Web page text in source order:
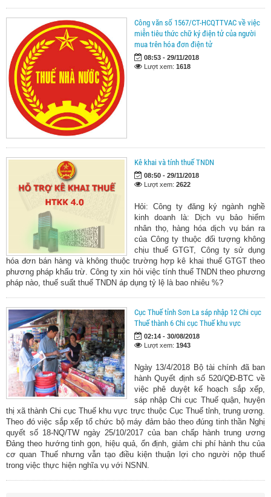
Công văn số 1567/CT-HCQTTVAC về việc
miễn tiêu thức chữ ký điện tử của người
mua trên hóa đơn điện tử
08:53 - 29/11/2018
Lượt xem: 1618
Kê khai và tính thuế TNDN
08:50 - 29/11/2018
Lượt xem: 2622
Hỏi: Công ty đăng ký ngành nghề
kinh doanh là: Dịch vụ bảo hiểm
nhân thọ, hàng hóa dịch vụ bán ra
của Công ty thuộc đối tượng không
chịu thuế GTGT, Công ty sử dụng
hóa đơn bán hàng và không thuộc trường hợp kê khai thuế GTGT theo
phương pháp khấu trừ. Công ty xin hỏi việc tính thuế TNDN theo phương
pháp nào, thuế suất thuế TNDN áp dụng tỷ lệ là bao nhiêu %?
Cục Thuế tỉnh Sơn La sáp nhập 12 Chi cục
Thuế thành 6 Chi cục Thuế khu vực
02:14 - 30/08/2018
Lượt xem: 1943
Ngày 13/4/2018 Bộ tài chính đã ban
hành Quyết định số 520/QĐ-BTC về
việc phê duyệt kế hoạch sắp xếp,
sáp nhập Chi cục Thuế quận, huyện
thị xã thành Chi cục Thuế khu vực trực thuộc Cục Thuế tỉnh, trung ương.
Theo đó việc sắp xếp tổ chức bộ máy đảm bảo theo đúng tinh thần Nghị
quyết số 18-NQ/TW ngày 25/10/2017 của ban chấp hành trung ương
Đảng theo hướng tinh gọn, hiệu quả, ổn định, giảm chi phí hành thu của
cơ quan Thuế nhưng vẫn tạo điều kiện thuận lợi cho người nộp thuế
trong việc thực hiện nghĩa vụ với NSNN.